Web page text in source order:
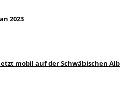
2023
mobil auf der Schwäbischen Alb